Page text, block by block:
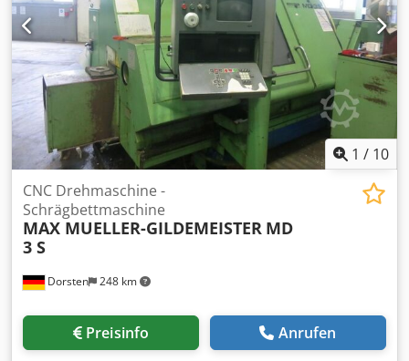
1 / 10
Dorsten 248 km
CNC Drehmaschine -
Schrägbettmaschine
MAX MUELLER-GILDEMEISTER MD
3 S
Preisinfo Anrufen